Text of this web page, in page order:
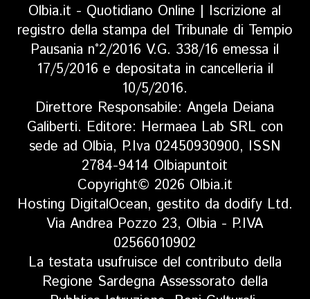
Olbia.it - Quotidiano Online | Iscrizione al
registro della stampa del Tribunale di Tempio
Pausania n°2/2016 V.G. 338/16 emessa il
17/5/2016 e depositata in cancelleria il
10/5/2016.
Direttore Responsabile: Angela Deiana
Galiberti. Editore: Hermaea Lab SRL con
sede ad Olbia, P.Iva 02450930900, ISSN
2784-9414 Olbiapuntoit
Copyright© 2026 Olbia.it
Hosting DigitalOcean, gestito da dodify Ltd.
Via Andrea Pozzo 23, Olbia - P.IVA
02566010902
La testata usufruisce del contributo della
Regione Sardegna Assessorato della